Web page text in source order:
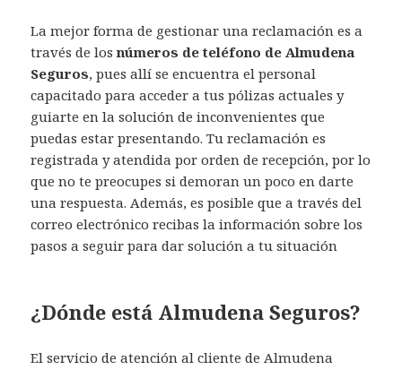
La mejor forma de gestionar una reclamación es a
través de los números de teléfono de Almudena
Seguros, pues allí se encuentra el personal
capacitado para acceder a tus pólizas actuales y
guiarte en la solución de inconvenientes que
puedas estar presentando. Tu reclamación es
registrada y atendida por orden de recepción, por lo
que no te preocupes si demoran un poco en darte
una respuesta. Además, es posible que a través del
correo electrónico recibas la información sobre los
pasos a seguir para dar solución a tu situación
¿Dónde está Almudena Seguros?
El servicio de atención al cliente de Almudena